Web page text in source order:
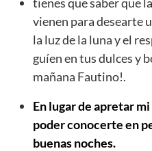
vienen para desearte
la luz de la luna y el
guíen en tus dulces y
mañana Fautino!.
En lugar de apretar
poder conocerte en
buenas noches.